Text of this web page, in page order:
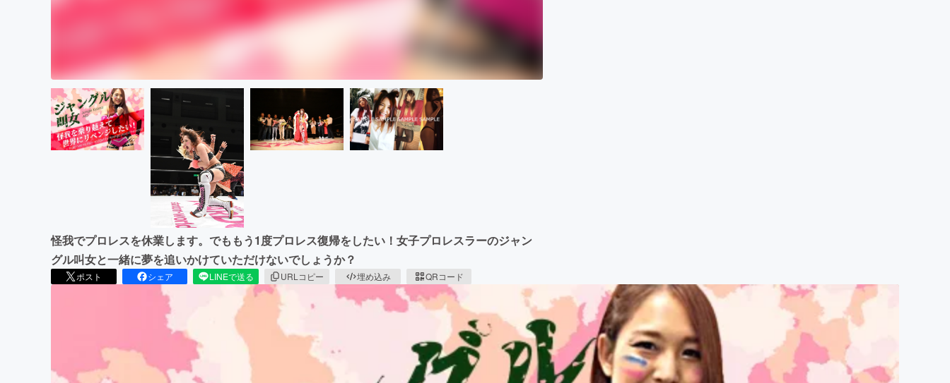
怪我でプロレスを休業します。でももう1度プロレス復帰をしたい！女子プロレスラーのジャン
グル叫女と一緒に夢を追いかけていただけないでしょうか？
ポスト シェア LINEで送る URLコピー 埋め込み QRコード